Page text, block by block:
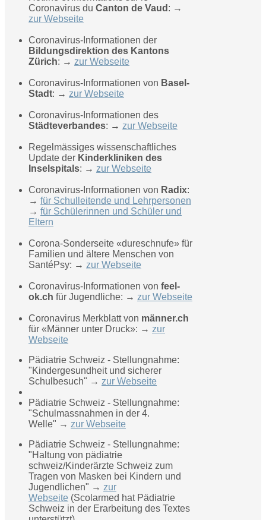
Coronavirus du Canton de Vaud : →
zur Webseite
Coronavirus-Informationen der
Bildungsdirektion des Kantons
Zürich: → zur Webseite
Coronavirus-Informationen von Basel-
Stadt: → zur Webseite
Coronavirus-Informationen des
Städteverbandes: → zur Webseite
Regelmässiges wissenschaftliches
Update der Kinderkliniken des
Inselspitals: → zur Webseite
Coronavirus-Informationen von Radix:
→ für Schulleitende und Lehrpersonen
→ für Schülerinnen und Schüler und
Eltern
Corona-Sonderseite «dureschnufe» für
Familien und ältere Menschen von
SantéPsy: → zur Webseite
Coronavirus-Informationen von feel-
ok.ch für Jugendliche: → zur Webseite
Coronavirus Merkblatt von männer.ch
für «Männer unter Druck»: → zur
Webseite
Pädiatrie Schweiz - Stellungnahme:
"Kindergesundheit und sicherer
Schulbesuch" → zur Webseite
Pädiatrie Schweiz - Stellungnahme:
"Schulmassnahmen in der 4.
Welle" → zur Webseite
Pädiatrie Schweiz - Stellungnahme:
"Haltung von pädiatrie
schweiz/Kinderärzte Schweiz zum
Tragen von Masken bei Kindern und
Jugendlichen" → zur
Webseite (Scolarmed hat Pädiatrie
Schweiz in der Erarbeitung des Textes